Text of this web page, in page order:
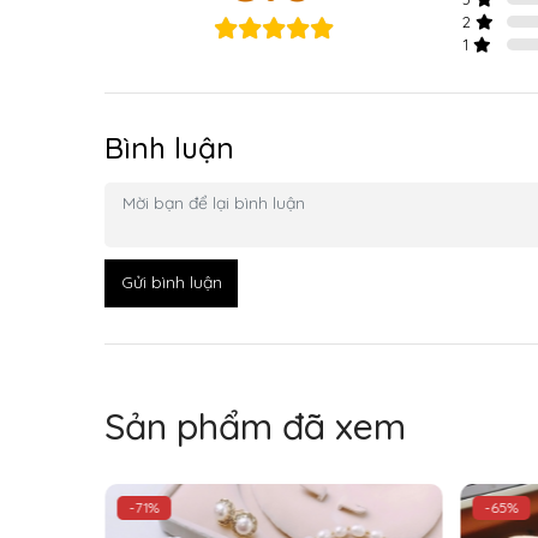
2
1
Bình luận
Gửi bình luận
Sản phẩm đã xem
-57% -48%